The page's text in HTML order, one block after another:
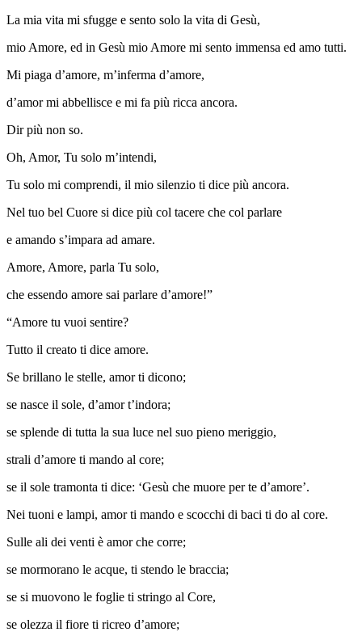
La mia vita mi sfugge e sento solo la vita di Gesù,
mio Amore, ed in Gesù mio Amore mi sento immensa ed amo tutti.
Mi piaga d’amore, m’inferma d’amore,
d’amor mi abbellisce e mi fa più ricca ancora.
Dir più non so.
Oh, Amor, Tu solo m’intendi,
Tu solo mi comprendi, il mio silenzio ti dice più ancora.
Nel tuo bel Cuore si dice più col tacere che col parlare
e amando s’impara ad amare.
Amore, Amore, parla Tu solo,
che essendo amore sai parlare d’amore!”
“Amore tu vuoi sentire?
Tutto il creato ti dice amore.
Se brillano le stelle, amor ti dicono;
se nasce il sole, d’amor t’indora;
se splende di tutta la sua luce nel suo pieno meriggio,
strali d’amore ti mando al core;
se il sole tramonta ti dice: ‘Gesù che muore per te d’amore’.
Nei tuoni e lampi, amor ti mando e scocchi di baci ti do al core.
Sulle ali dei venti è amor che corre;
se mormorano le acque, ti stendo le braccia;
se si muovono le foglie ti stringo al Core,
se olezza il fiore ti ricreo d’amore;